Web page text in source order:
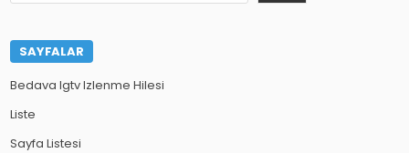
SAYFALAR
Bedava Igtv Izlenme Hilesi
Liste
Sayfa Listesi